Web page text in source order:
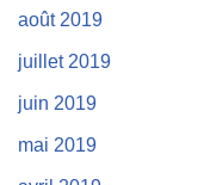
août 2019
juillet 2019
juin 2019
mai 2019